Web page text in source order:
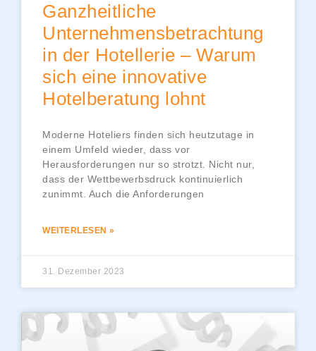
Ganzheitliche
Unternehmensbetrachtung
in der Hotellerie – Warum
sich eine innovative
Hotelberatung lohnt
Moderne Hoteliers finden sich heutzutage in
einem Umfeld wieder, dass vor
Herausforderungen nur so strotzt. Nicht nur,
dass der Wettbewerbsdruck kontinuierlich
zunimmt. Auch die Anforderungen
WEITERLESEN »
31. Dezember 2023